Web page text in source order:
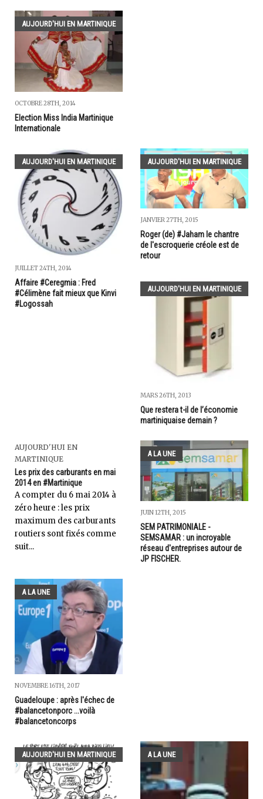
AUJOURD'HUI EN MARTINIQUE
OCTOBRE 28TH, 2014
Election Miss India Martinique
Internationale
AUJOURD'HUI EN MARTINIQUE
JUILLET 24TH, 2014
Affaire #Ceregmia : Fred
#Célimène fait mieux que Kinvi
#Logossah
AUJOURD'HUI EN MARTINIQUE
JANVIER 27TH, 2015
Roger (de) #Jaham le chantre
de l'escroquerie créole est de
retour
AUJOURD'HUI EN MARTINIQUE
MARS 26TH, 2013
Que restera t-il de l’économie
martiniquaise demain ?
AUJOURD'HUI EN
MARTINIQUE
Les prix des carburants en mai
2014 en #Martinique
A compter du 6 mai 2014 à
zéro heure : les prix
maximum des carburants
routiers sont fixés comme
suit...
A LA UNE
JUIN 12TH, 2015
SEM PATRIMONIALE -
SEMSAMAR : un incroyable
réseau d'entreprises autour de
JP FISCHER.
A LA UNE
NOVEMBRE 16TH, 2017
Guadeloupe : après l'échec de
#balancetonporc ...voilà
#balancetoncorps
AUJOURD'HUI EN MARTINIQUE A LA UNE